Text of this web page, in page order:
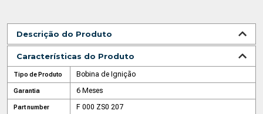
Descrição do Produto
Características do Produto
Tipo de Produto Bobina de Ignição
Garantia 6 Meses
Part number F 000 ZS0 207